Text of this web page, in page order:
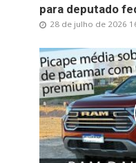
para deputado
28 de julho de 2026